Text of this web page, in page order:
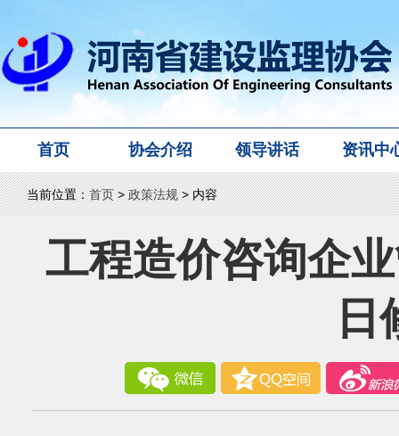
首页 协会介绍 领导讲话 资讯中
当前位置：首页>政策法规> 内容
工程造价咨询企
日